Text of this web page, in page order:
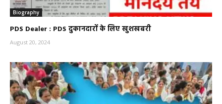
Biography
PDS Dealer : PDS दुकानदारों के लिए खुशखबरी
August 20, 2024